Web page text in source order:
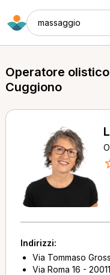
massaggio
Operatore
Cuggiono
Indirizzi:
Via Tommaso
Via Roma 16 -